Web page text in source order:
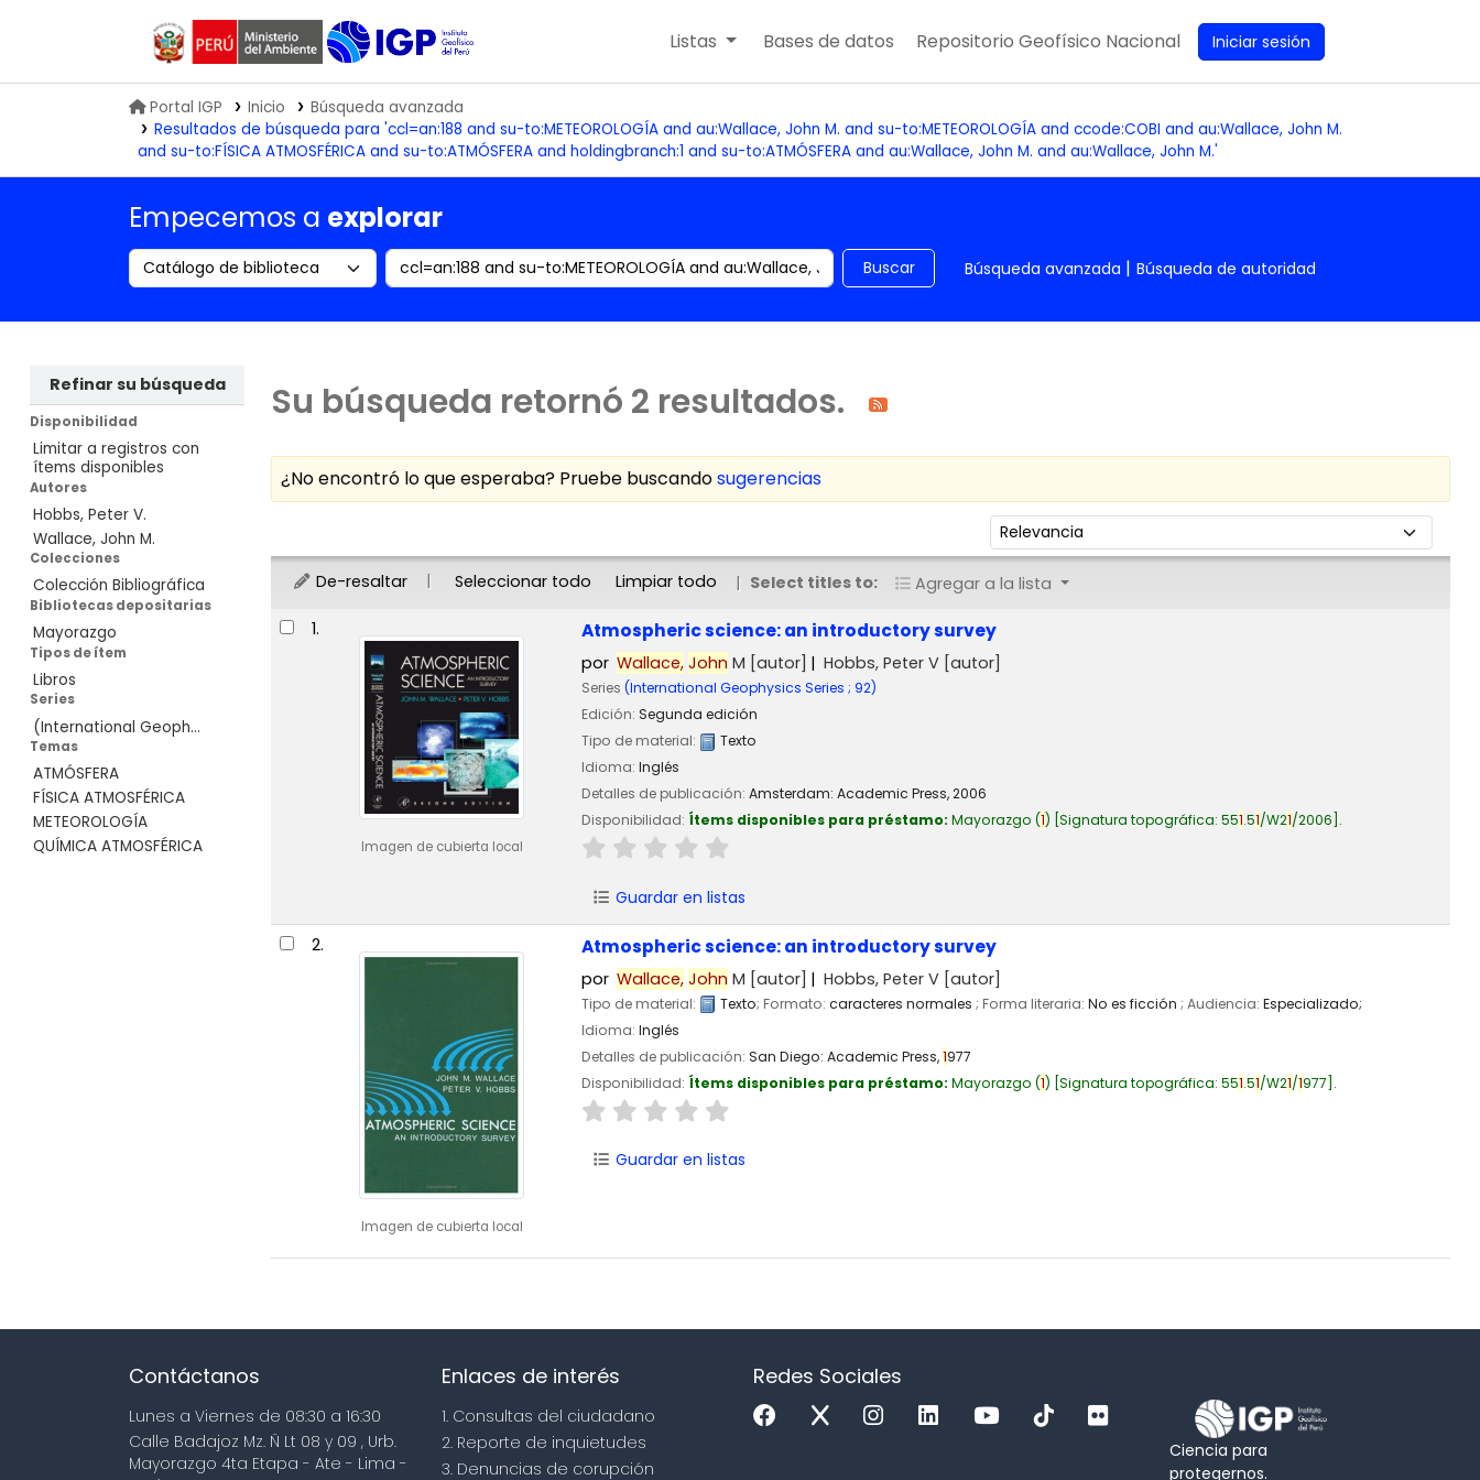
Biblioteca IGP
Listas Bases de datos Repositorio Geofísico Nacional Iniciar sesión
Portal IGP Inicio
Búsqueda avanzada
Resultados de búsqueda para 'ccl=an:188 and su-to:METEOROLOGÍA and au:Wallace, John M. and su-to:METEOROLOGÍA and ccode:COBI and au:Wallace, John M.
and su-to:FÍSICA ATMOSFÉRICA and su-to:ATMÓSFERA and holdingbranch:1 and su-to:ATMÓSFERA and au:Wallace, John M. and au:Wallace, John M.'
Empecemos a explorar
Search the catalog by: Buscar en el catálogo por palabra clave Buscar Búsqueda avanzada Búsqueda de autoridad
Refinar su búsqueda
Disponibilidad
Limitar a registros con
ítems disponibles
Autores
Hobbs, Peter V.
Wallace, John M.
Colecciones
Colección Bibliográfica
Bibliotecas depositarias
Mayorazgo
Tipos de ítem
Libros
Series
(International Geoph...
Temas
ATMÓSFERA
FÍSICA ATMOSFÉRICA
METEOROLOGÍA
QUÍMICA ATMOSFÉRICA
Su búsqueda retornó 2 resultados.
¿No encontró lo que esperaba? Pruebe buscandosugerencias
Ordenar por:
De-resaltar Seleccionar todo Limpiar todo Select titles to: Agregar a la lista
Resultados
1.
Imagen de cubierta local
Atmospheric science: an introductory survey
por Wallace, John M [autor] Hobbs, Peter V[autor]
Series (International Geophysics Series ; 92)
Edición: Segunda edición
Tipo de material:
Texto
Idioma: Inglés
Detalles de publicación: Amsterdam: Academic Press,2006
Disponibilidad: Ítems disponibles para préstamo: Mayorazgo (1) Signatura topográfica: 551.51/W21/2006 .
Guardar en listas
2.
Imagen de cubierta local
Atmospheric science: an introductory survey
por Wallace, John M [autor] Hobbs, Peter V[autor]
Tipo de material: Texto; Formato: caracteres normales ; Forma literaria: No es ficción ; Audiencia: Especializado;
Idioma: Inglés
Detalles de publicación: San Diego: Academic Press,1977
Disponibilidad: Ítems disponibles para préstamo: Mayorazgo (1) Signatura topográfica: 551.51/W21/1977 .
Guardar en listas
Contáctanos
Lunes a Viernes de 08:30 a 16:30
Calle Badajoz Mz. Ñ Lt 08 y 09 , Urb.
Mayorazgo 4ta Etapa - Ate - Lima -
Enlaces de interés
1. Consultas del ciudadano
2. Reporte de inquietudes
3. Denuncias de corupción
Redes Sociales
Ciencia para
protegernos.